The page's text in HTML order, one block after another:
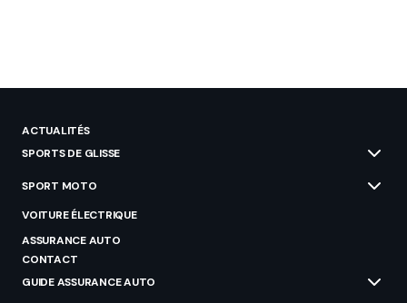
ACTUALITÉS
SPORTS DE GLISSE
SPORT MOTO
VOITURE ÉLECTRIQUE
ASSURANCE AUTO
CONTACT
GUIDE ASSURANCE AUTO